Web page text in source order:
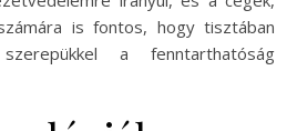
is fontos, hogy tisztában
a fenntarthatóság